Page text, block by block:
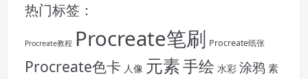
热门标签：
Procreate教程 Procreate笔刷 Procreate纸张
Procreate色卡 人像 元素手绘 水彩 涂鸦 素